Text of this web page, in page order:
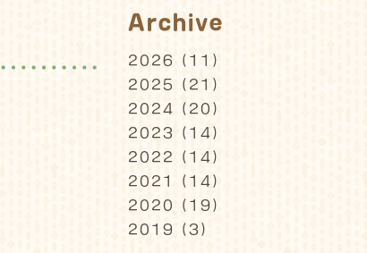
Archive
2026
(11)
2025
(21)
2024
(20)
2023
(14)
2022
(14)
2021
(14)
2020
(19)
2019
(3)